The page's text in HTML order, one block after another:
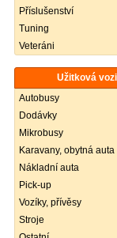
Příslušenství
Tuning
Veteráni
Užitková
Autobusy
Dodávky
Mikrobusy
Karavany, obytná auta
Nákladní auta
Pick-up
Vozíky, přívěsy
Stroje